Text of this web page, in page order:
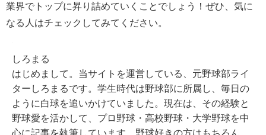
業界でトップに昇り詰めていくことでしょう！ぜひ、気に
なる人はチェックしてみてください。
しろまる
はじめまして。当サイトを運営している、元野球部ライ
ターしろまるです。学生時代は野球部に所属し、毎日の
ように白球を追いかけていました。現在は、その経験と
野球愛を活かして、プロ野球・高校野球・大学野球を中
心に記事を執筆しています。野球好きの方はもちろん、